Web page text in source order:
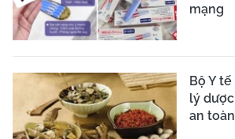
mạng
Bộ Y
lý
an